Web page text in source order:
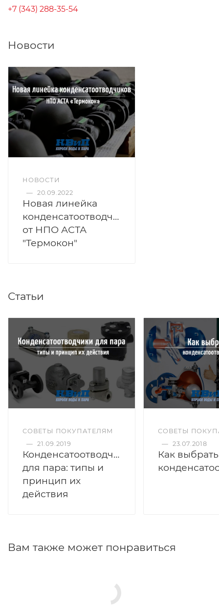
+7 (343) 288-35-54
Новости
НОВОСТИ
— 20.09.2022
Новая линейка
конденсатоотводчиков
от НПО АСТА
"Термокон"
Статьи
СОВЕТЫ ПОКУПАТЕЛЯМ
— 21.09.2019
Конденсатоотводчики
для пара: типы и
принцип их
действия
СОВЕТЫ
— 23.07.2018
Как выбрать
Вам также может понравиться